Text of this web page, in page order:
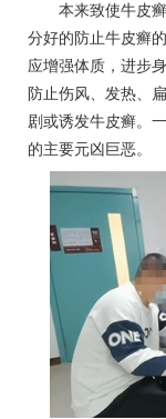
本来致使牛皮癣
分好的防止牛皮癣
应增强体质，进步
防止伤风、发热、
剧或诱发牛皮癣。
的主要元凶巨恶。